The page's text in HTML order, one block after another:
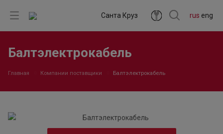
rus eng
Санта Круз
Балтэлектрокабель
Главная Компании поставщики Балтэлектрокабель